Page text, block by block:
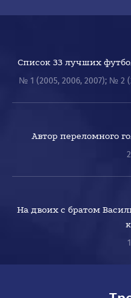
Список 33 лучших
№ 1 (2005, 2006, 2007); № 2
Автор переломного
На двоих с братом